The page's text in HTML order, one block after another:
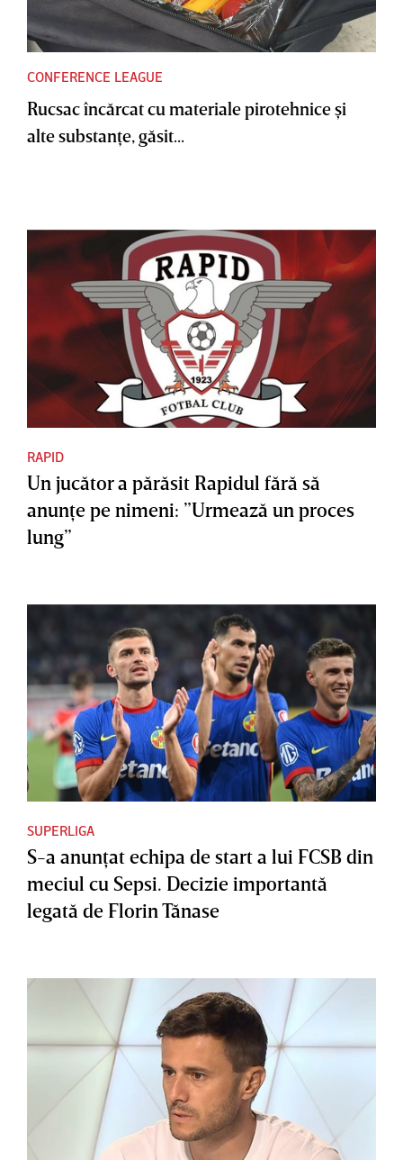
CONFERENCE LEAGUE
Rucsac încărcat cu materiale pirotehnice şi
alte substanţe, găsit...
RAPID
Un jucător a părăsit Rapidul fără să
anunţe pe nimeni: ”Urmează un proces
lung”
SUPERLIGA
S-a anunţat echipa de start a lui FCSB din
meciul cu Sepsi. Decizie importantă
legată de Florin Tănase